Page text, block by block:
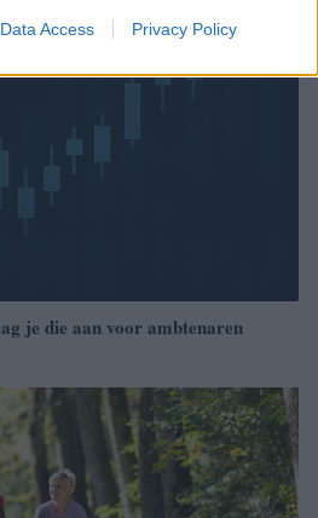
Data Access Privacy Policy
je die aan voor ambtenaren